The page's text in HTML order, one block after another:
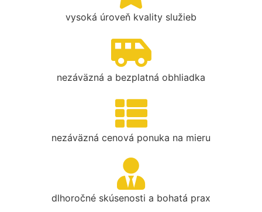
vysoká úroveň kvality služieb
nezáväzná a bezplatná obhliadka
nezáväzná cenová ponuka na mieru
dlhoročné skúsenosti a bohatá prax